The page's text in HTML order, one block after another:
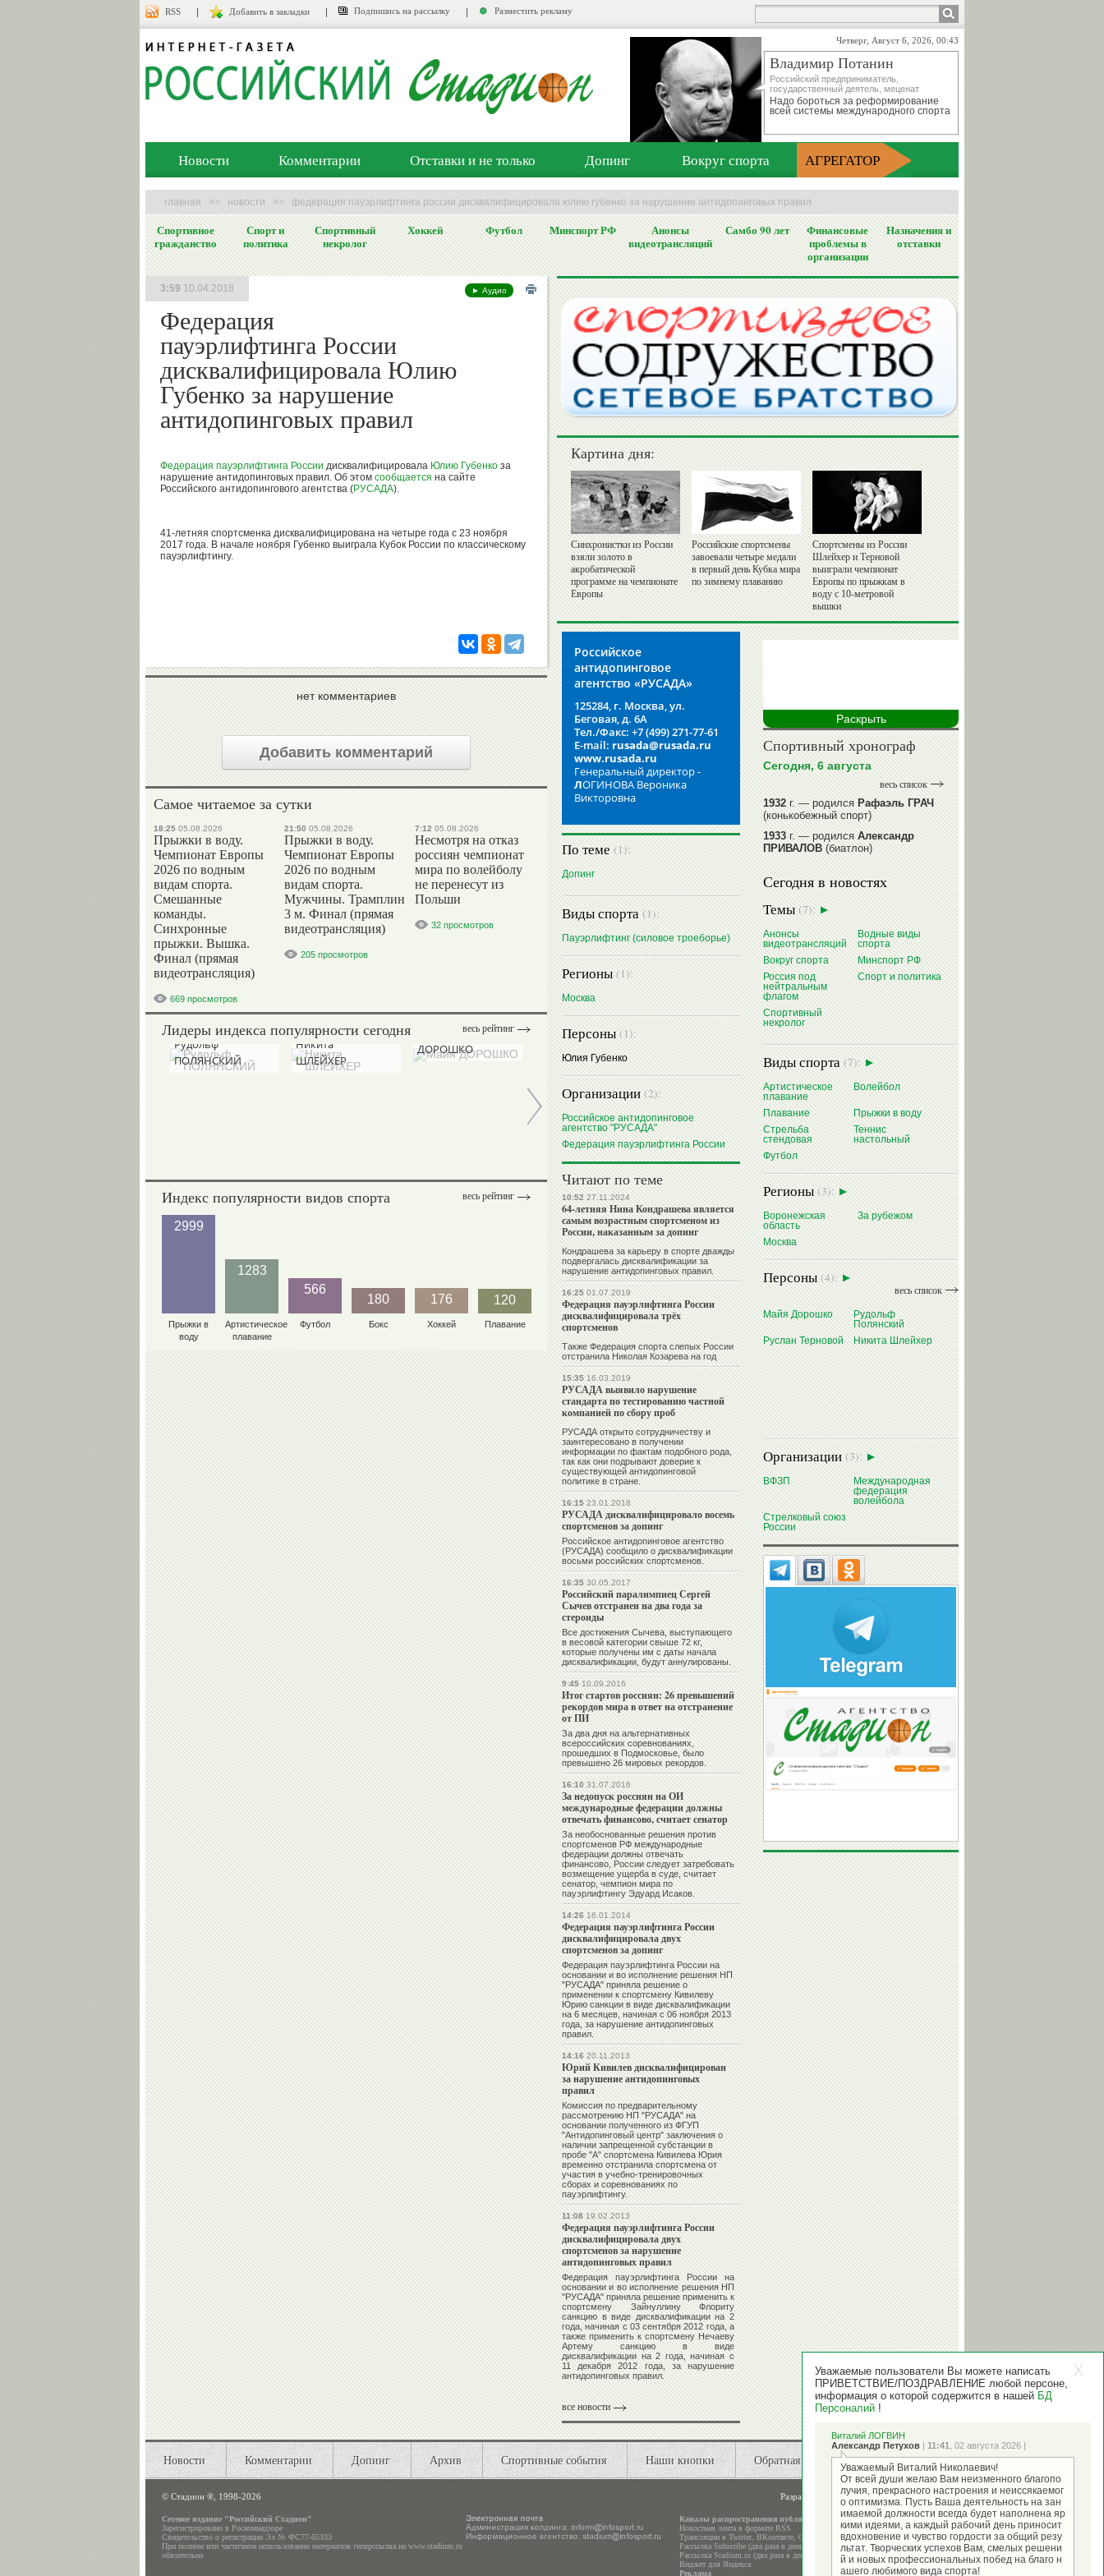
RSS Добавить в закладки Подпишись на рассылку Разместить рекламу
Четверг, Август 6, 2026, 00:43
Владимир Потанин
Российский предприниматель,
государственный деятель, меценат
Надо бороться за реформирование
всей системы международного спорта
Новости Комментарии Отставки и не только Допинг Вокруг спорта АГРЕГАТОР
главная >> новости >> федерация пауэрлифтинга россии дисквалифицировала юлию губенко за нарушение антидопинговых правил
Спортивное
гражданство
Спорт и
политика
Спортивный
некролог
Хоккей Футбол Минспорт РФ
Анонсы
видеотрансляций
Самбо 90 лет
Финансовые
проблемы в
организации
Назначения и
отставки
► Аудио
Федерация
пауэрлифтинга России
дисквалифицировала Юлию
Губенко за нарушение
антидопинговых правил
3:59 10.04.2018
Федерация пауэрлифтинга России дисквалифицировала Юлию Губенко за
нарушение антидопинговых правил. Об этом сообщается на сайте
Российского антидопингового агентства (РУСАДА).
41-летняя спортсменка дисквалифицирована на четыре года с 23 ноября
2017 года. В начале ноября Губенко выиграла Кубок России по классическому
пауэрлифтингу.
нет комментариев
Добавить комментарий
Самое читаемое за сутки
18:25 05.08.2026
Прыжки в воду.
Чемпионат Европы
2026 по водным
видам спорта.
Смешанные
команды.
Синхронные
прыжки. Вышка.
Финал (прямая
видеотрансляция)
669 просмотров
21:50 05.08.2026
Прыжки в воду.
Чемпионат Европы
2026 по водным
видам спорта.
Мужчины. Трамплин
3 м. Финал (прямая
видеотрансляция)
205 просмотров
7:12 05.08.2026
Несмотря на отказ
россиян чемпионат
мира по волейболу
не перенесут из
Польши
32 просмотров
весь рейтинг
Лидеры индекса популярности сегодня
Рудольф
ПОЛЯНСКИЙ
Никита
ШЛЕЙХЕР
ДОРОШКО
Руслан
ТЕРНОВОЙ
весь рейтинг
Индекс популярности видов спорта
2999
Прыжки в
воду
1283
Артистическое
плавание
566
Футбол
180
Бокс
176
Хоккей
120
Плавание
Картина дня:
Синхронистки из России
взяли золото в
акробатической
программе на чемпионате
Европы
Российские спортсмены
завоевали четыре медали
в первый день Кубка мира
по зимнему плаванию
Спортсмены из России
Шлейхер и Терновой
выиграли чемпионат
Европы по прыжкам в
воду с 10-метровой
вышки
Российское
антидопинговое
агентство «РУСАДА»
125284, г. Москва, ул.
Беговая, д. 6А
Тел./Факс: +7 (499) 271-77-61
E-mail: rusada@rusada.ru
www.rusada.ru
Генеральный директор -
ЛОГИНОВА Вероника
Викторовна
По теме(1):
Допинг
Виды спорта(1):
Пауэрлифтинг (силовое троеборье)
Регионы(1):
Москва
Персоны(1):
Юлия Губенко
Организации(2):
Российское антидопинговое
агентство "РУСАДА"
Федерация пауэрлифтинга России
Читают по теме
10:5227.11.2024
64-летняя Нина Кондрашева является
самым возрастным спортсменом из
России, наказанным за допинг
Кондрашева за карьеру в спорте дважды
подвергалась дисквалификации за
нарушение антидопинговых правил.
16:2501.07.2019
Федерация пауэрлифтинга России
дисквалифицировала трёх
спортсменов
Также Федерация спорта слепых России
отстранила Николая Козарева на год
15:3516.03.2019
РУСАДА выявило нарушение
стандарта по тестированию частной
компанией по сбору проб
РУСАДА открыто сотрудничеству и
заинтересовано в получении
информации по фактам подобного рода,
так как они подрывают доверие к
существующей антидопинговой
политике в стране.
16:1523.01.2018
РУСАДА дисквалифицировало восемь
спортсменов за допинг
Российское антидопинговое агентство
(РУСАДА) сообщило о дисквалификации
восьми российских спортсменов.
16:3530.05.2017
Российский паралимпиец Сергей
Сычев отстранен на два года за
стероиды
Все достижения Сычева, выступающего
в весовой категории свыше 72 кг,
которые получены им с даты начала
дисквалификации, будут аннулированы.
9:4510.09.2016
Итог стартов россиян: 26 превышений
рекордов мира в ответ на отстранение
от ПИ
За два дня на альтернативных
всероссийских соревнованиях,
прошедших в Подмосковье, было
превышено 26 мировых рекордов.
16:1031.07.2016
За недопуск россиян на ОИ
международные федерации должны
отвечать финансово, считает сенатор
За необоснованные решения против
спортсменов РФ международные
федерации должны отвечать
финансово, России следует затребовать
возмещение ущерба в суде, считает
сенатор, чемпион мира по
пауэрлифтингу Эдуард Исаков.
14:2616.01.2014
Федерация пауэрлифтинга России
дисквалифицировала двух
спортсменов за допинг
Федерация пауэрлифтинга России на
основании и во исполнение решения НП
"РУСАДА" приняла решение о
применении к спортсменуКивилеву
Юриюсанкции в виде дисквалификации
на 6 месяцев, начиная с 06 ноября 2013
года, за нарушение антидопинговых
правил.
14:1620.11.2013
Юрий Кивилев дисквалифицирован
за нарушение антидопинговых
правил
Комиссия по предварительному
рассмотрению НП "РУСАДА" на
основании полученного из ФГУП
"Антидопинговый центр" заключения о
наличии запрещенной субстанции в
пробе "А" спортсменаКивилева Юрия
временно отстранила спортсмена от
участия в учебно-тренировочных
сборах и соревнованиях по
пауэрлифтингу.
11:0819.02.2013
Федерация пауэрлифтинга России
дисквалифицировала двух
спортсменов за нарушение
антидопинговых правил
Федерация пауэрлифтинга России на
основании и во исполнение решения НП
"РУСАДА" приняла решение применить к
спортсменуЗайнуллину Флориту
санкцию в виде дисквалификации на 2
года, начиная с 03 сентября 2012 года, а
также применить к спортсменуНечаеву
Артемусанкцию в виде
дисквалификации на 2 года, начиная с
11 декабря 2012 года, за нарушение
антидопинговых правил.
все новости
Раскрыть
Спортивный хронограф
Сегодня, 6 августа
весь список
1932г. — родилсяРафаэль ГРАЧ
(конькобежный спорт)
1933г. — родилсяАлександр
ПРИВАЛОВ(биатлон)
1939г. — родилсяАнатолий
ИОНОВ(хоккей)
1939г. — родилсяАнатолий
ЦАРИК(борьба вольная)
1946г. — родилсяВиктор
БАЖЕНОВ(фехтование)
читать далее
Сегодня в новостях
Темы(7):
Анонсы
видеотрансляций
Водные виды
спорта
Вокруг спорта
Минспорт РФ
Россия под
нейтральным
флагом
Спорт и политика
Спортивный
некролог
Виды спорта(7):
Артистическое
плавание
Волейбол
Плавание
Прыжки в воду
Стрельба
стендовая
Теннис
настольный
Футбол
Регионы(3):
Воронежская
область
За рубежом
Москва
Персоны(4):
весь список
Майя Дорошко
Рудольф
Полянский
Руслан Терновой
Никита Шлейхер
Организации(3):
ВФЗП
Международная
федерация
волейбола
Стрелковый союз
России
Новости Комментарии Допинг Архив Спортивные события Наши кнопки Обратная связь
©Стадион ®, 1998-2026 Разработка и поддержкаООО "Стадион"
Сетевое издание "Российский Стадион"
Зарегистрировано в Роскомнадзоре
Свидетельство о регистрации Эл № ФС77-65333
При полном или частичном использовании материалов гиперссылка наwww.stadium.ru
обязательна
Каналы распространения публикаций
Новостная лента в формате RSS
Трансляции вTwitter,ВКонтакте,Google+
Рассылка Subscribe (два раза в день)
Рассылка Stadium.ru (два раза в день)
Виджет для Яндекса
Реклама
Уважаемые пользователи Вы можете написать
ПРИВЕТСТВИЕ/ПОЗДРАВЛЕНИЕ любой персоне,
информация о которой содержится в нашей БД
Персоналий !
Виталий ЛОГВИН
Александр Петухов | 11:41 , 02 августа 2026 |
Уважаемый Виталий Николаевич!
От всей души желаю Вам неизменного благопо
лучия, прекрасного настроения и неиссякаемог
о оптимизма. Пусть Ваша деятельность на зан
имаемой должности всегда будет наполнена яр
кими идеями, а каждый рабочий день приносит
вдохновение и чувство гордости за общий резу
льтат. Творческих успехов Вам, смелых решени
й и новых профессиональных побед на благо н
ашего любимого вида спорта!